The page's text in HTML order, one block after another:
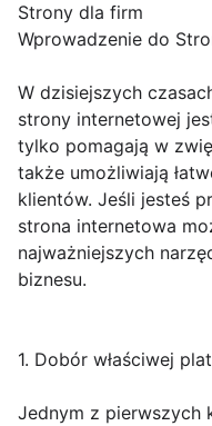
Strony dla firm
Wprowadzenie do
W dzisiejszych
strony internetowej
tylko pomagają w
także umożliwiają
klientów. Jeśli jesteś
strona internetowa
najważniejszych
biznesu.
1. Dobór właściwej
Jednym z pierwszych